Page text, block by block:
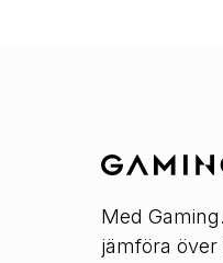
Med
jämföra